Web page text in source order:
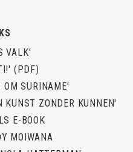
VALK'
(PDF)
SURINAME'
KUNST ZONDER KUNNEN'
E-BOOK
MOIWANA